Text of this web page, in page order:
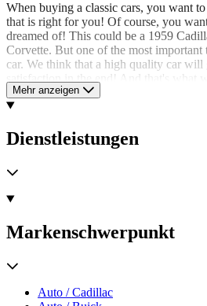
When buying a classic cars, you want
that is right for you! Of course, you
dreamed of! This could be a 1959
Corvette. But one of the most
car. We think that a high quality car will
satisfaction in the end! And that's what
your classic!
aspects of classic cars! We like to keep
customers. Take advantage of our
customers; we can arrange export
Amsterdam Airport. We are specialized
cars.The engines running the company
Straathof, connoisseurs & enthusiasts in
cars shows and the Amsterdam
Mehr anzeigen
Dienstleistungen
Markenschwerpunkt
Auto / Cadillac